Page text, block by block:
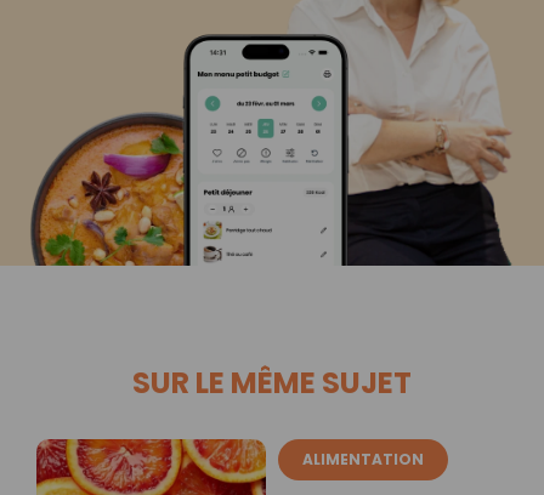
SUR LE MÊME SUJET
ALIMENTATION